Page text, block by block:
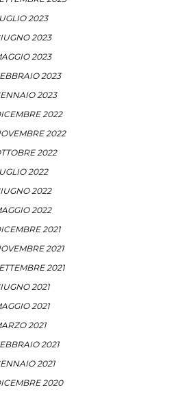
2023
2023
2023
2023
2023
2022
2022
2022
2022
2022
2022
2021
2021
2021
2021
2021
2021
2021
2021
2020